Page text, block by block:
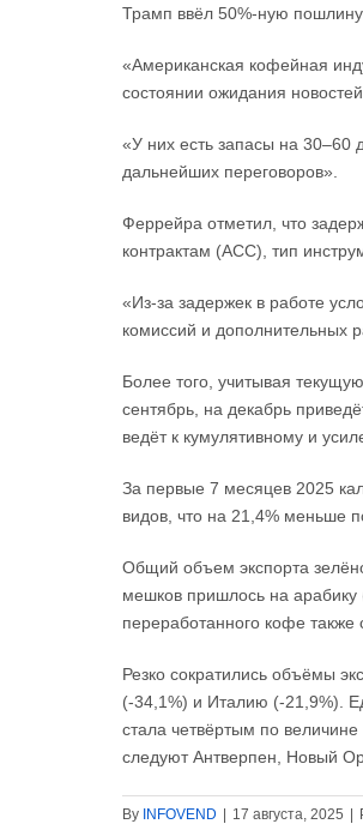
Трамп ввёл 50%-ную пошлину
«Американская кофейная
состоянии ожидания
«У них есть запасы на 30–60
дальнейших переговоров».
Феррейра отметил, что
контрактам (ACC), тип
«Из-за задержек в работе
комиссий и дополнительных
Более того, учитывая
сентябрь, на декабрь
ведёт к кумулятивному и
За первые 7 месяцев 2025
видов, что на 21,4% меньше
Общий объем экспорта
мешков пришлось на
переработанного кофе
Резко сократились объёмы
(-34,1%) и Италию (-21,9%).
стала четвёртым по
следуют Антверпен, Новый
By INFOVEND | 17 августа, 2025 |